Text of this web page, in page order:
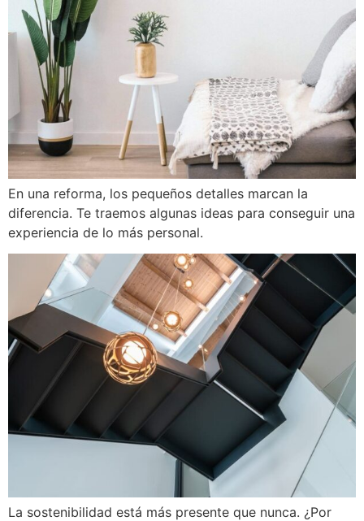
En una reforma, los pequeños detalles marcan la
diferencia. Te traemos algunas ideas para conseguir una
experiencia de lo más personal.
La sostenibilidad está más presente que nunca. ¿Por